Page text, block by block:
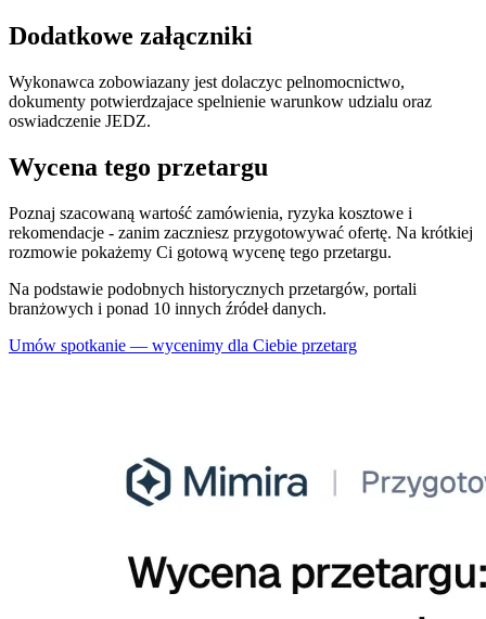
Dodatkowe załączniki
Wykonawca zobowiazany jest dolaczyc pelnomocnictwo,
dokumenty potwierdzajace spelnienie warunkow udzialu oraz
oswiadczenie JEDZ.
Wycena tego przetargu
Poznaj szacowaną wartość zamówienia, ryzyka kosztowe i
rekomendacje - zanim zaczniesz przygotowywać ofertę. Na krótkiej
rozmowie pokażemy Ci gotową wycenę tego przetargu.
Na podstawie podobnych historycznych przetargów, portali
branżowych i ponad 10 innych źródeł danych.
Umów spotkanie — wycenimy dla Ciebie przetarg